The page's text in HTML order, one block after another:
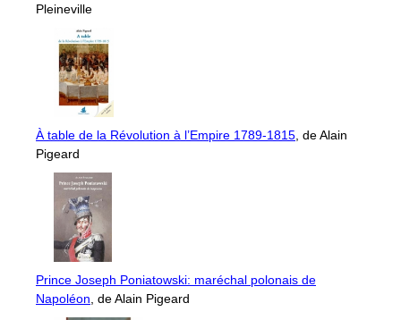
Pleineville
À table de la Révolution à l’Empire 1789-1815 , de Alain
Pigeard
Prince Joseph Poniatowski: maréchal polonais de
Napoléon , de Alain Pigeard